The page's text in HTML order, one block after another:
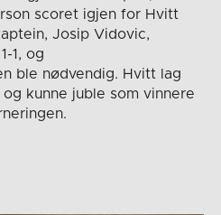
scoret igjen for Hvitt
Josip Vidovic,
1, og
ble nødvendig. Hvitt lag
kunne juble som vinnere